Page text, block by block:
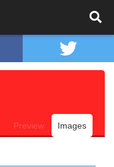
Preview Images